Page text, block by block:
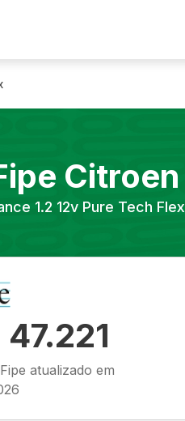
Citroen
1.2 12v Pure Tech Flex
47.221
atualizado em